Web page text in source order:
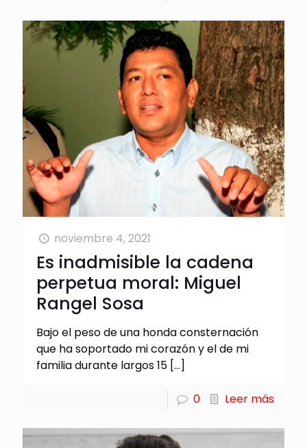
noviembre 4, 2021
Es inadmisible la cadena
perpetua moral: Miguel
Rangel Sosa
Bajo el peso de una honda consternación
que ha soportado mi corazón y el de mi
familia durante largos 15 […]
0 Leer más